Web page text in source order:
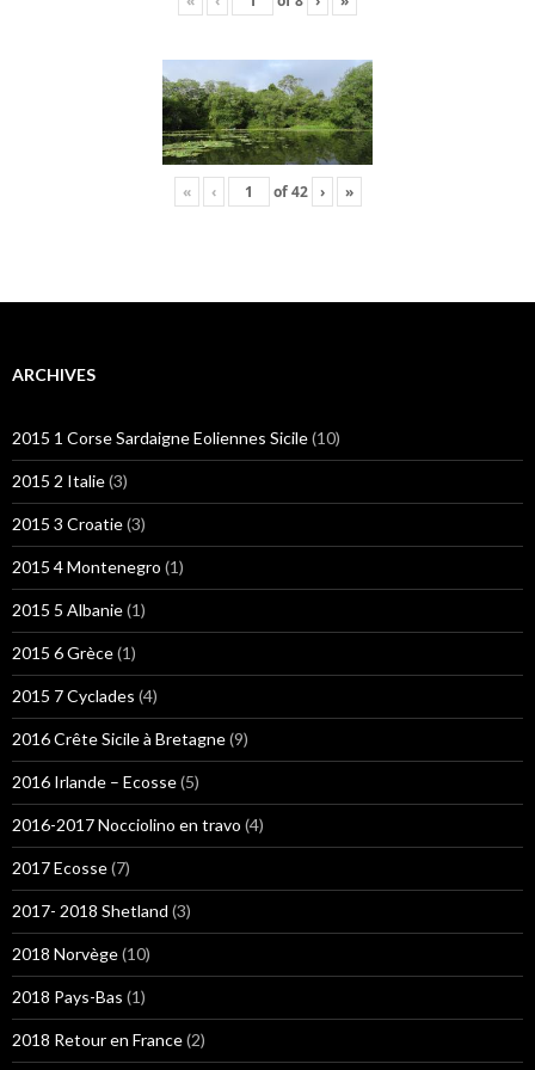
« ‹ of42 › »
ARCHIVES
2015 1 Corse Sardaigne Eoliennes Sicile(10)
2015 2 Italie(3)
2015 3 Croatie(3)
2015 4 Montenegro (1)
2015 5 Albanie(1)
2015 6 Grèce(1)
2015 7 Cyclades (4)
2016 Crête Sicile à Bretagne(9)
2016 Irlande – Ecosse(5)
2016-2017 Nocciolino en travo (4)
2017 Ecosse(7)
2017- 2018 Shetland (3)
2018 Norvège(10)
2018 Pays-Bas (1)
2018 Retour en France(2)